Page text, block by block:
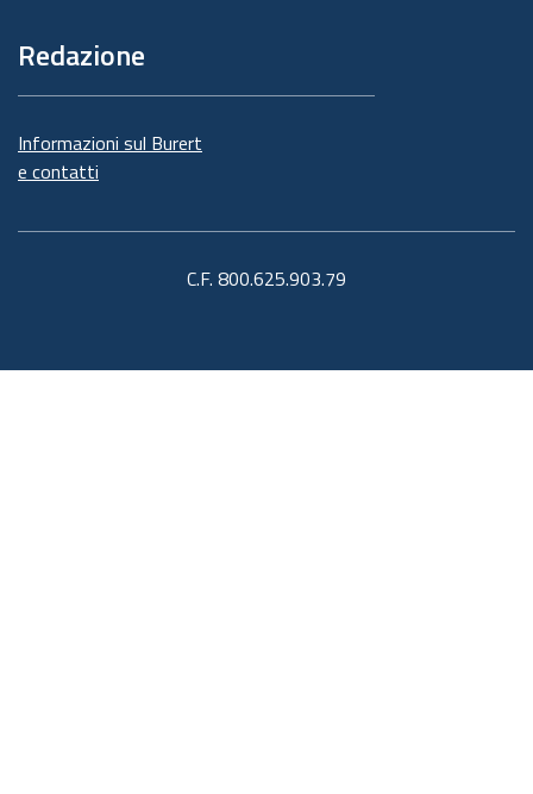
Redazione
Informazioni sul Burert
e contatti
C.F. 800.625.903.79